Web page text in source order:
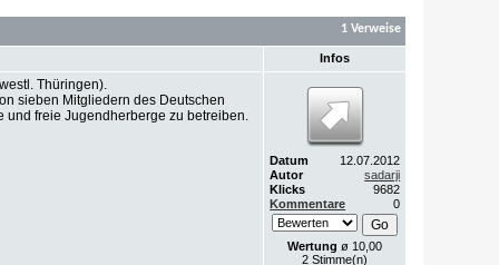
1 Verweise
Infos
Thüringen).
sieben Mitgliedern des Deutschen
und freie Jugendherberge zu betreiben.
Datum
12.07.2012
Autor
sadarji
Klicks
9682
Kommentare
0
Wertung ø 10,00
2 Stimme(n)